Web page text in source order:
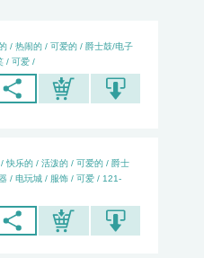
/ 热闹的 / 可爱的 / 爵士鼓/电子
/ 可爱 /
快乐的 / 活泼的 / 可爱的 / 爵士
/ 电玩城 / 服饰 / 可爱 / 121-